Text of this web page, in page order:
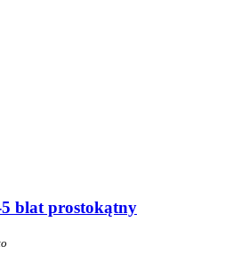
blat prostokątny